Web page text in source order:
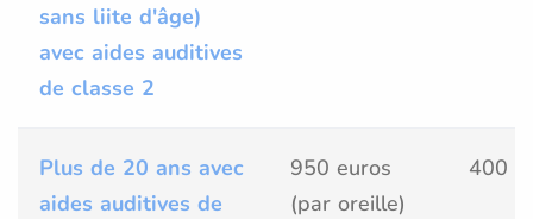
sans liite d'âge)
avec aides auditives
de classe 2
Plus de 20 ans avec
aides auditives de
950 euros
(par oreille)
400